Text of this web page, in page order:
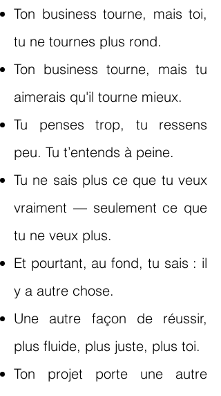
Ton business tourne, mais toi,
tu ne tournes plus rond.
Ton business tourne, mais tu
aimerais qu'il tourne mieux.
Tu penses trop, tu ressens
peu. Tu t’entends à peine.
Tu ne sais plus ce que tu veux
vraiment — seulement ce que
tu ne veux plus.
Et pourtant, au fond, tu sais : il
y a autre chose.
Une autre façon de réussir,
plus fluide, plus juste, plus toi.
Ton projet porte une autre